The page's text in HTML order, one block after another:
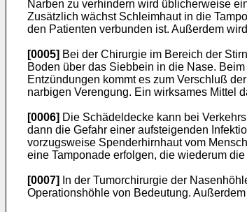
Narben zu verhindern wird üblicherweise
Zusätzlich wächst Schleimhaut in die
den Patienten verbunden ist. Außerdem
[0005] Bei der Chirurgie im Bereich der
Boden über das Siebbein in die Nase.
Entzündungen kommt es zum Verschluß
narbigen Verengung. Ein wirksames Mittel
[0006] Die Schädeldecke kann bei
dann die Gefahr einer aufsteigenden
vorzugsweise Spenderhirnhaut vom
eine Tamponade erfolgen, die wiederum
[0007]
In der Tumorchirurgie der
Operationshöhle von Bedeutung.